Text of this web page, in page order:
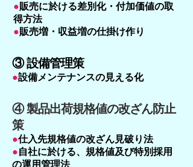
●販売に於ける差別化・付加価値の取
得方法
●販売増・収益増の仕掛け作り
③ 設備管理策
●設備メンテナンスの見える化
④ 製品出荷規格値の改ざん防止
策
●仕入先規格値の改ざん見破り法
●自社に於ける、規格値及び特別採用
の運用管理法